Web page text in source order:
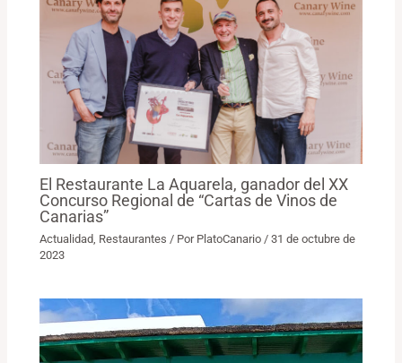
El Restaurante La Aquarela, ganador del XX
Concurso Regional de “Cartas de Vinos de
Canarias”
Actualidad Restaurantes / Por PlatoCanario /31 de octubre de
2023